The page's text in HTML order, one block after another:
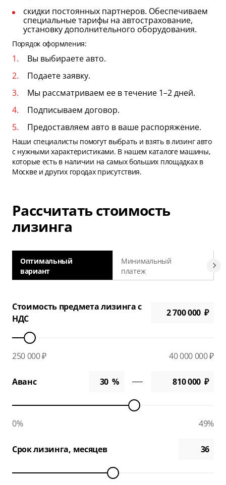
скидки постоянных партнеров. Обеспечиваем
специальные тарифы на автострахование,
установку дополнительного оборудования.
Порядок оформления:
Вы выбираете авто.
Подаете заявку.
Мы рассматриваем ее в течение 1–2 дней.
Подписываем договор.
Предоставляем авто в ваше распоряжение.
Наши специалисты помогут выбрать и взять в лизинг авто
с нужными характеристиками. В нашем каталоге машины,
которые есть в наличии на самых больших площадках в
Москве и других городах присутствия.
Рассчитать стоимость
лизинга
Оптимальный
вариант
Минимальный
платеж
Стоимость предмета лизинга с
НДС
250 000 ₽ 40 000 000 ₽
Аванс
0% 49%
Срок лизинга, месяцев